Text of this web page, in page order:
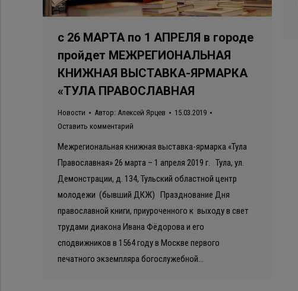
с 26 МАРТА по 1 АПРЕЛЯ в городе
пройдет МЕЖРЕГИОНАЛЬНАЯ
КНИЖНАЯ ВЫСТАВКА-ЯРМАРКА
«ТУЛА ПРАВОСЛАВНАЯ
Новости Автор: Алексей Ярцев
15.03.2019
Оставить комментарий
Межрегиональная книжная выставка-ярмарка «Тула
Православная» 26 марта – 1 апреля 2019 г. Тула, ул.
Демонстрации, д. 134, Тульский областной центр
молодежи (бывший ДКЖ) Празднование Дня
православной книги, приуроченного к выходу в свет
трудами диакона Ивана Фёдорова и его
сподвижников в 1564 году в Москве первого
печатного экземпляра богослужебной…